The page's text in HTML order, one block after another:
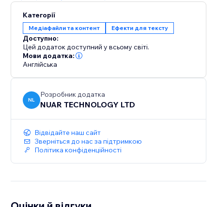
Note: A free registration on the Artifont website is
required to use the app
Категорії
Медіафайли та контент Ефекти для тексту
Доступно:
Цей додаток доступний у всьому світі.
Мови додатка:
Англійська
NL
Розробник додатка
NUAR TECHNOLOGY LTD
Відвідайте наш сайт
Зверніться до нас за підтримкою
Політика конфіденційності